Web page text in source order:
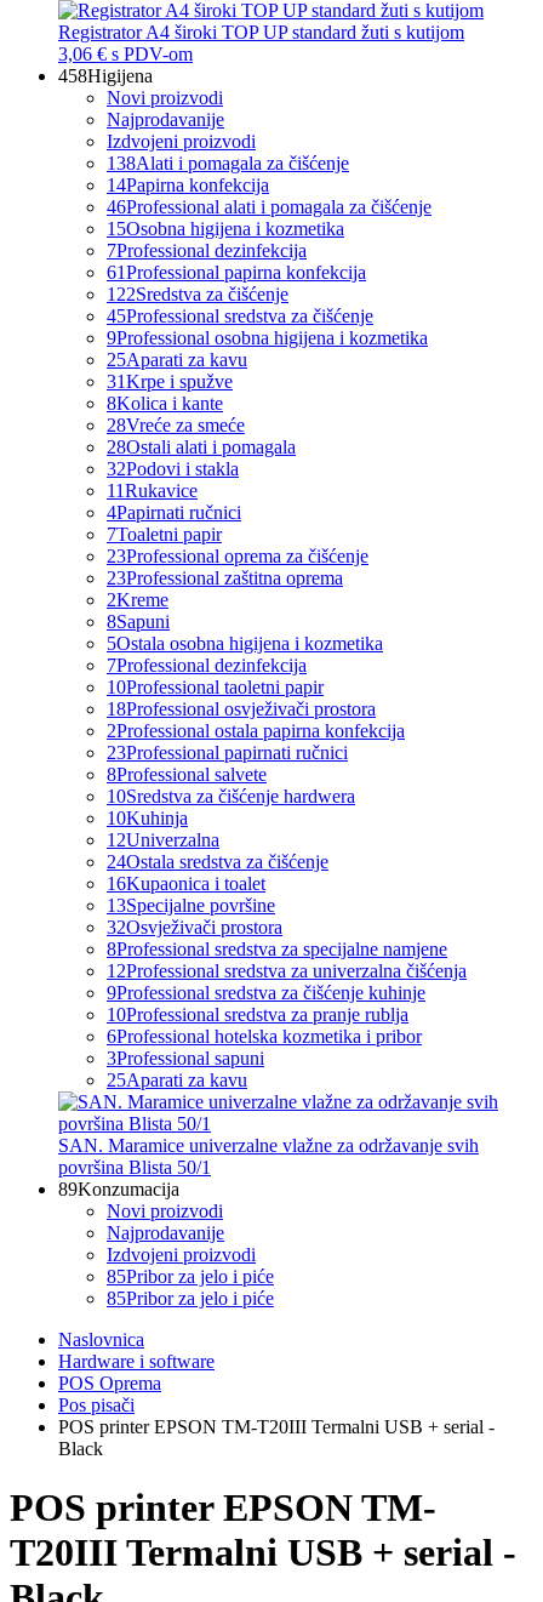
Registrator A4 široki TOP UP standard žuti s kutijom
3,06 € s PDV-om
458Higijena
Novi proizvodi
Najprodavanije
Izdvojeni proizvodi
138Alati i pomagala za čišćenje
14Papirna konfekcija
46Professional alati i pomagala za čišćenje
15Osobna higijena i kozmetika
7Professional dezinfekcija
61Professional papirna konfekcija
122Sredstva za čišćenje
45Professional sredstva za čišćenje
9Professional osobna higijena i kozmetika
25Aparati za kavu
31Krpe i spužve
8Kolica i kante
28Vreće za smeće
28Ostali alati i pomagala
32Podovi i stakla
11Rukavice
4Papirnati ručnici
7Toaletni papir
23Professional oprema za čišćenje
23Professional zaštitna oprema
2Kreme
8Sapuni
5Ostala osobna higijena i kozmetika
7Professional dezinfekcija
10Professional taoletni papir
18Professional osvježivači prostora
2Professional ostala papirna konfekcija
23Professional papirnati ručnici
8Professional salvete
10Sredstva za čišćenje hardwera
10Kuhinja
12Univerzalna
24Ostala sredstva za čišćenje
16Kupaonica i toalet
13Specijalne površine
32Osvježivači prostora
8Professional sredstva za specijalne namjene
12Professional sredstva za univerzalna čišćenja
9Professional sredstva za čišćenje kuhinje
10Professional sredstva za pranje rublja
6Professional hotelska kozmetika i pribor
3Professional sapuni
25Aparati za kavu
SAN. Maramice univerzalne vlažne za održavanje svih
površina Blista 50/1
89Konzumacija
Novi proizvodi
Najprodavanije
Izdvojeni proizvodi
85Pribor za jelo i piće
85Pribor za jelo i piće
Naslovnica
Hardware i software
POS Oprema
Pos pisači
POS printer EPSON TM-T20III Termalni USB + serial -
Black
POS printer EPSON TM-
T20III Termalni USB + serial -